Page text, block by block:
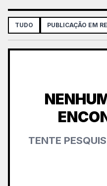
TUDO PUBLICAÇÃO EM
TENTE